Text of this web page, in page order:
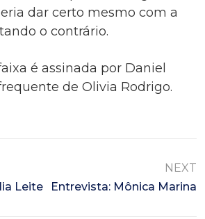
dar certo mesmo com a
o contrário.
é assinada por Daniel
de Olivia Rodrigo.
Leite
NEXT
Entrevista: Mônica Marina